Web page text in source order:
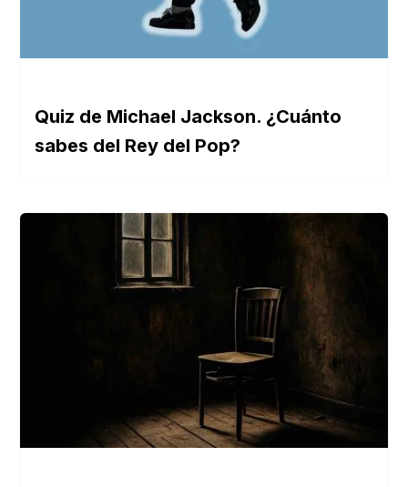
Quiz de Michael Jackson. ¿Cuánto
sabes del Rey del Pop?